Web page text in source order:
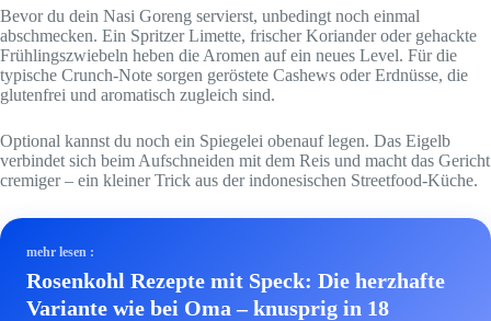
Bevor du dein Nasi Goreng servierst, unbedingt noch einmal
abschmecken. Ein Spritzer Limette, frischer Koriander oder gehackte
Frühlingszwiebeln heben die Aromen auf ein neues Level. Für die
typische Crunch-Note sorgen geröstete Cashews oder Erdnüsse, die
glutenfrei und aromatisch zugleich sind.
Optional kannst du noch ein Spiegelei obenauf legen. Das Eigelb
verbindet sich beim Aufschneiden mit dem Reis und macht das Gericht
cremiger – ein kleiner Trick aus der indonesischen Streetfood-Küche.
mehr lesen :
Rosenkohl Rezepte mit Speck: Die herzhafte
Variante wie bei Oma – knusprig in 18